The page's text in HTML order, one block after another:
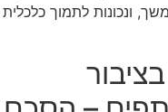
ונכונות לתמוך כלכלית